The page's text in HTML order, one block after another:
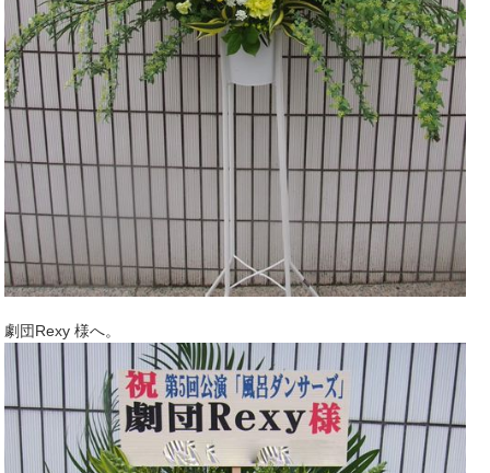
劇団Rexy 様へ。